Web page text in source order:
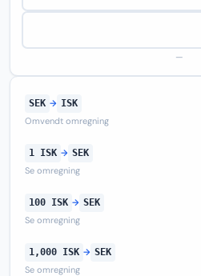
—
SEK → ISK
Omvendt omregning
1 ISK → SEK
Se omregning
100 ISK → SEK
Se omregning
1,000 ISK → SEK
Se omregning